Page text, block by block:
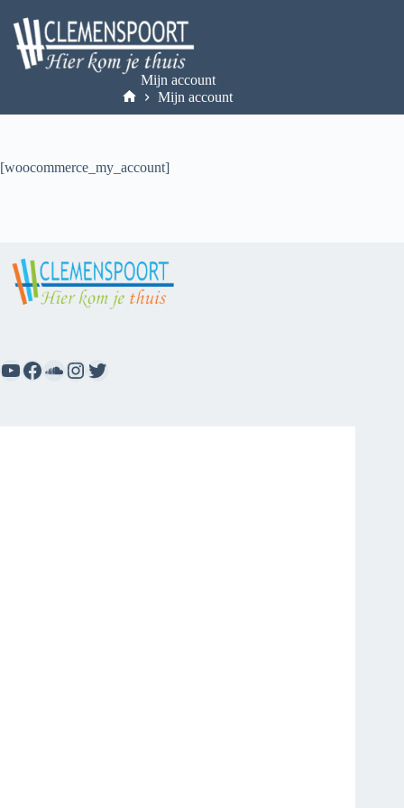
content
Mijn account
Home
Mijn account
[woocommerce_my_account]
YouTube
Facebook
SoundCloud
Instagram
Twitter